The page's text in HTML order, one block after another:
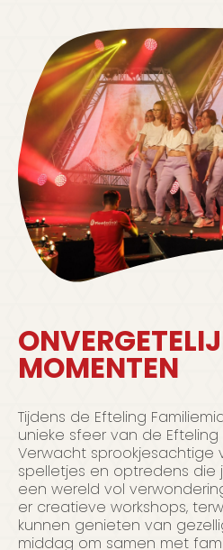
MOMENTEN
Tijdens de Efteling
unieke sfeer van de
Verwacht sprookjesachtige
spelletjes en optredens
een wereld vol
er creatieve workshops,
kunnen genieten van
middag om samen met